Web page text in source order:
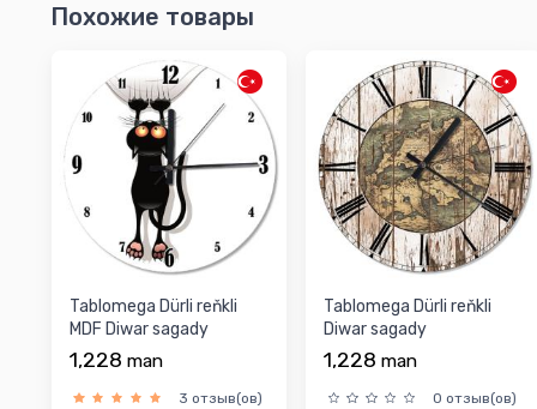
Похожие товары
Tablomega Dürli reňkli
MDF Diwar sagady
1,228 man
3 отзыв(ов)
Tablomega Dürli reňkli
Diwar sagady
1,228man
0 отзыв(ов)